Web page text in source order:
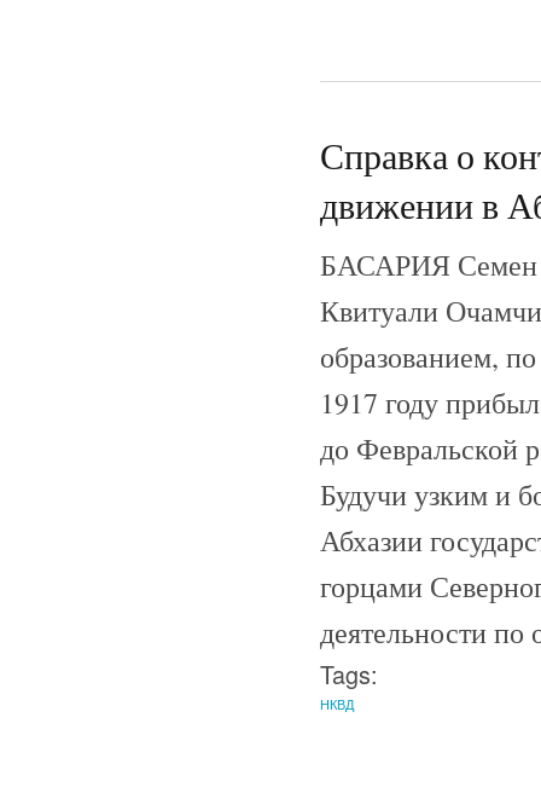
Справка о
движении в
БАСАРИЯ Семен
Квитуали
образованием,
1917 году
до Февральской
Будучи узким и
Абхазии
горцами
деятельности
Tags:
НКВД